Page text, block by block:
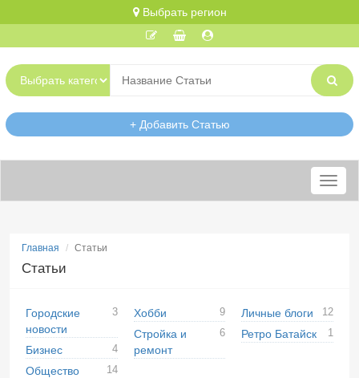
Выбрать регион
+ Добавить Статью
Меню
Главная Статьи
Статьи
Городские
новости
3
Бизнес 4
Общество 14
Хобби 9
Стройка и
ремонт
6
Личные блоги 12
Ретро Батайск 1